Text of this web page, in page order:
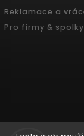
Reklamace a
Pro firmy & spolky